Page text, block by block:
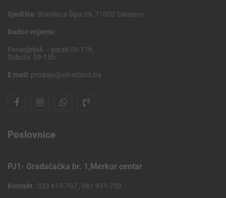
Sjedište: Branilaca Šipa 39, 71000 Sarajevo
Radno vrijeme:
Ponedjeljak – petak 09-17h,
Subota: 09-15h
E mail: prodaja@silverland.ba
Poslovnice
PJ1- Gradačačka br. 1,Merkur centar
Kontakt : 033 615-707 , 061 931-750